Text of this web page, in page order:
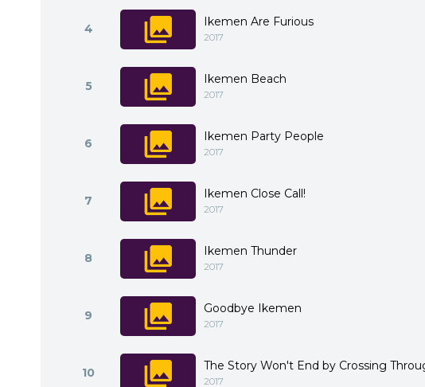
4 Ikemen Are Furious
2017
5 Ikemen Beach
2017
6 Ikemen Party People
2017
7 Ikemen Close Call!
2017
8 Ikemen Thunder
2017
9 Goodbye Ikemen
2017
10 The Story Won't End by Crossing
2017